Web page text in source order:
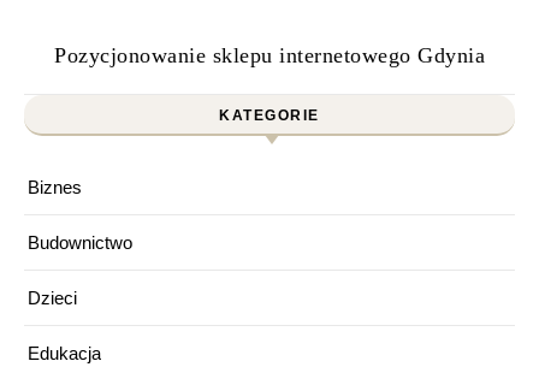
Pozycjonowanie sklepu internetowego Gdynia
KATEGORIE
Biznes
Budownictwo
Dzieci
Edukacja